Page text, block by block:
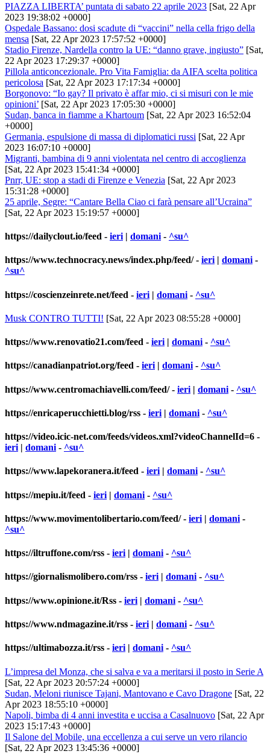
PIAZZA LIBERTA’ puntata di sabato 22 aprile 2023 [Sat, 22 Apr
2023 19:38:02 +0000]
Ospedale Bassano: dosi scadute di “vaccini” nella cella frigo della
mensa [Sat, 22 Apr 2023 17:57:52 +0000]
Stadio Firenze, Nardella contro la UE: “danno grave, ingiusto” [Sat,
22 Apr 2023 17:29:37 +0000]
Pillola anticoncezionale. Pro Vita Famiglia: da AIFA scelta politica
pericolosa [Sat, 22 Apr 2023 17:17:34 +0000]
Borgonovo: “Io gay? Il privato è affar mio, ci si misuri con le mie
opinioni’ [Sat, 22 Apr 2023 17:05:30 +0000]
Sudan, banca in fiamme a Khartoum [Sat, 22 Apr 2023 16:52:04
+0000]
Germania, espulsione di massa di diplomatici russi [Sat, 22 Apr
2023 16:07:10 +0000]
Migranti, bambina di 9 anni violentata nel centro di accoglienza
[Sat, 22 Apr 2023 15:41:34 +0000]
Pnrr, UE: stop a stadi di Firenze e Venezia [Sat, 22 Apr 2023
15:31:28 +0000]
25 aprile, Segre: “Cantare Bella Ciao ci farà pensare all’Ucraina”
[Sat, 22 Apr 2023 15:19:57 +0000]
https://dailyclout.io/feed - ieri | domani - ^su^
https://www.technocracy.news/index.php/feed/- ieri | domani -
^su^
https://coscienzeinrete.net/feed - ieri | domani - ^su^
Musk CONTRO TUTTI! [Sat, 22 Apr 2023 08:55:28 +0000]
https://www.renovatio21.com/feed - ieri | domani - ^su^
https://canadianpatriot.org/feed - ieri | domani - ^su^
https://www.centromachiavelli.com/feed/- ieri | domani - ^su^
https://enricaperucchietti.blog/rss - ieri | domani - ^su^
https://video.icic-net.com/feeds/videos.xml?videoChannelId=6 -
ieri | domani - ^su^
https://www.lapekoranera.it/feed - ieri| domani- ^su^
https://mepiu.it/feed - ieri | domani - ^su^
https://www.movimentolibertario.com/feed/- ieri | domani -
^su^
https://iltruffone.com/rss - ieri | domani - ^su^
https://giornalismolibero.com/rss - ieri| domani- ^su^
https://www.opinione.it/Rss - ieri | domani - ^su^
https://www.ndmagazine.it/rss - ieri | domani - ^su^
https://ultimabozza.it/rss - ieri | domani - ^su^
L’impresa del Monza, che si salva e va a meritarsi il posto in Serie A
[Sat, 22 Apr 2023 20:57:24 +0000]
Sudan, Meloni riunisce Tajani, Mantovano e Cavo Dragone [Sat, 22
Apr 2023 18:55:10 +0000]
Napoli, bimba di 4 anni investita e uccisa a Casalnuovo [Sat, 22 Apr
2023 15:17:43 +0000]
Il Salone del Mobile, una eccellenza a cui serve un vero rilancio
[Sat, 22 Apr 2023 13:45:36 +0000]